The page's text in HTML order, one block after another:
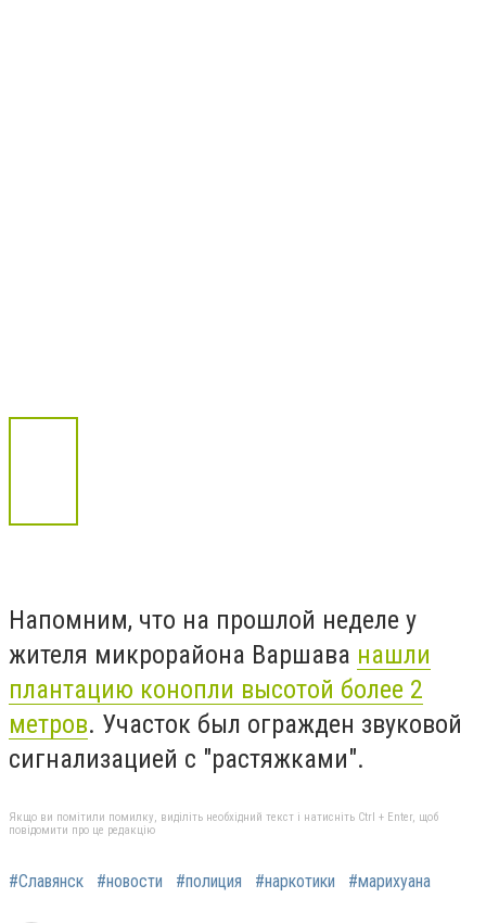
Напомним, что на прошлой неделе у
жителя микрорайона Варшава нашли
плантацию конопли высотой более 2
метров. Участок был огражден звуковой
сигнализацией с "растяжками".
Якщо ви помітили помилку, виділіть необхідний текст і натисніть Ctrl + Enter, щоб
повідомити про це редакцію
#Славянск #новости #полиция #наркотики #марихуана